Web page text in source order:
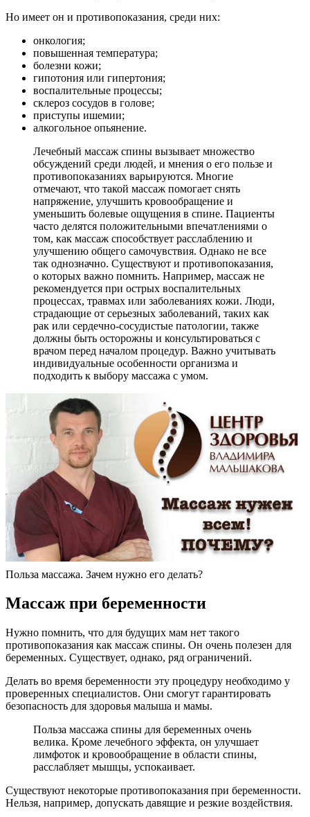
Но имеет он и противопоказания, среди них:
онкология;
повышенная температура;
болезни кожи;
гипотония или гипертония;
воспалительные процессы;
склероз сосудов в голове;
приступы ишемии;
алкогольное опьянение.
Лечебный массаж спины вызывает множество
обсуждений среди людей, и мнения о его пользе и
противопоказаниях варьируются. Многие
отмечают, что такой массаж помогает снять
напряжение, улучшить кровообращение и
уменьшить болевые ощущения в спине. Пациенты
часто делятся положительными впечатлениями о
том, как массаж способствует расслаблению и
улучшению общего самочувствия. Однако не все
так однозначно. Существуют и противопоказания,
о которых важно помнить. Например, массаж не
рекомендуется при острых воспалительных
процессах, травмах или заболеваниях кожи. Люди,
страдающие от серьезных заболеваний, таких как
рак или сердечно-сосудистые патологии, также
должны быть осторожны и консультироваться с
врачом перед началом процедур. Важно учитывать
индивидуальные особенности организма и
подходить к выбору массажа с умом.
Польза массажа. Зачем нужно его делать?
Массаж при беременности
Нужно помнить, что для будущих мам нет такого
противопоказания как массаж спины. Он очень полезен для
беременных. Существует, однако, ряд ограничений.
Делать во время беременности эту процедуру необходимо у
проверенных специалистов. Они смогут гарантировать
безопасность для здоровья малыша и мамы.
Польза массажа спины для беременных очень
велика. Кроме лечебного эффекта, он улучшает
лимфоток и кровообращение в области спины,
расслабляет мышцы, успокаивает.
Существуют некоторые противопоказания при беременности.
Нельзя, например, допускать давящие и резкие воздействия.